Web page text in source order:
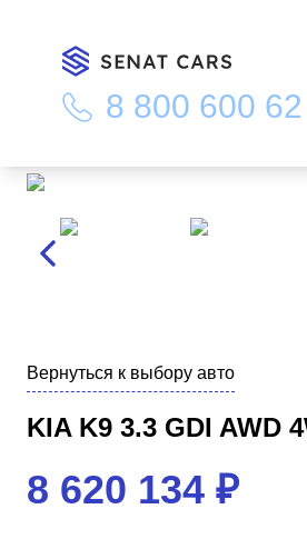
8 800 600
Главная Каталог/Kia K9 3.3 GDI AWD
Вернуться к выбору авто
KIA K9 3.3 GDI AWD
8 620 134 ₽